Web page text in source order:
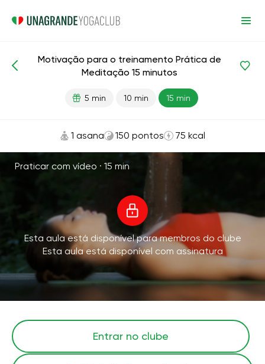
Meditação e respiração Esporte
Motivação para o treinamento Prática de
Meditação 15 minutos
5 min 10 min 15 min
1 asana 150 pontos 75 kcal
Praticar com vídeo · 15 min
Esta aula está disponível para membros do clube
Esta aula está disponível com assinatura
Entrar no clube